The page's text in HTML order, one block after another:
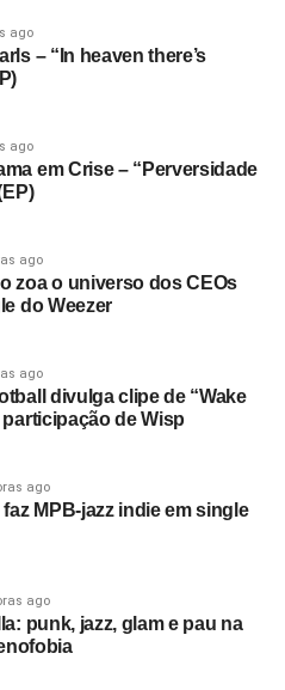
ago
– “In heaven there’s
ago
em Crise – “Perversidade
ago
zoa o universo dos CEOs
do Weezer
ago
divulga clipe de “Wake
participação de Wisp
ago
MPB-jazz indie em single
ago
punk, jazz, glam e pau na